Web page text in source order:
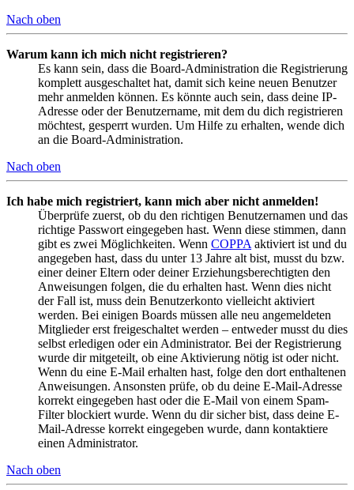
Nach oben
Warum kann ich mich nicht registrieren?
Es kann sein, dass die Board-Administration die Registrierung
komplett ausgeschaltet hat, damit sich keine neuen Benutzer
mehr anmelden können. Es könnte auch sein, dass deine IP-
Adresse oder der Benutzername, mit dem du dich registrieren
möchtest, gesperrt wurden. Um Hilfe zu erhalten, wende dich
an die Board-Administration.
Nach oben
Ich habe mich registriert, kann mich aber nicht anmelden!
Überprüfe zuerst, ob du den richtigen Benutzernamen und das
richtige Passwort eingegeben hast. Wenn diese stimmen, dann
gibt es zwei Möglichkeiten. Wenn COPPA aktiviert ist und du
angegeben hast, dass du unter 13 Jahre alt bist, musst du bzw.
einer deiner Eltern oder deiner Erziehungsberechtigten den
Anweisungen folgen, die du erhalten hast. Wenn dies nicht
der Fall ist, muss dein Benutzerkonto vielleicht aktiviert
werden. Bei einigen Boards müssen alle neu angemeldeten
Mitglieder erst freigeschaltet werden – entweder musst du dies
selbst erledigen oder ein Administrator. Bei der Registrierung
wurde dir mitgeteilt, ob eine Aktivierung nötig ist oder nicht.
Wenn du eine E-Mail erhalten hast, folge den dort enthaltenen
Anweisungen. Ansonsten prüfe, ob du deine E-Mail-Adresse
korrekt eingegeben hast oder die E-Mail von einem Spam-
Filter blockiert wurde. Wenn du dir sicher bist, dass deine E-
Mail-Adresse korrekt eingegeben wurde, dann kontaktiere
einen Administrator.
Nach oben